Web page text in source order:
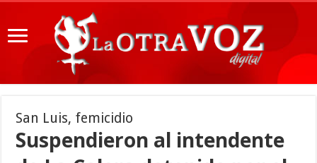
San Luis, femicidio
Suspendieron al intendente